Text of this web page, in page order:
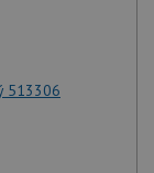
513306